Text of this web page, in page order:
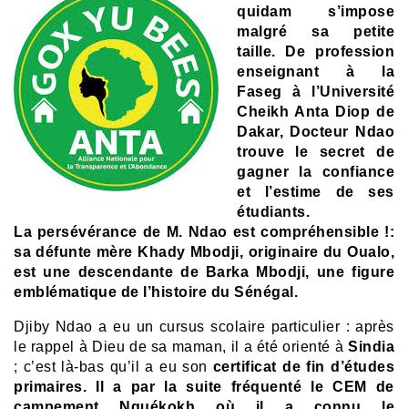
quidam s’impose
malgré sa petite
taille. De profession
enseignant à la
Faseg à l’Université
Cheikh Anta Diop de
Dakar, Docteur Ndao
trouve le secret de
gagner la confiance
et l’estime de ses
étudiants.
La persévérance de M. Ndao est compréhensible !:
sa défunte mère Khady Mbodji, originaire du Oualo,
est une descendante de Barka Mbodji, une figure
emblématique de l’histoire du Sénégal.
Djiby Ndao a eu un cursus scolaire particulier : après
le rappel à Dieu de sa maman, il a été orienté à Sindia
; c’est là-bas qu’il a eu son certificat de fin d’études
primaires. Il a par la suite fréquenté le CEM de